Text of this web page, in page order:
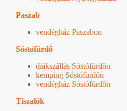
Paszab
vendégház Paszabon
Sóstófürdő
diákszállás Sóstófürdőn
kemping Sóstófürdőn
vendégház Sóstófürdőn
Tiszalök